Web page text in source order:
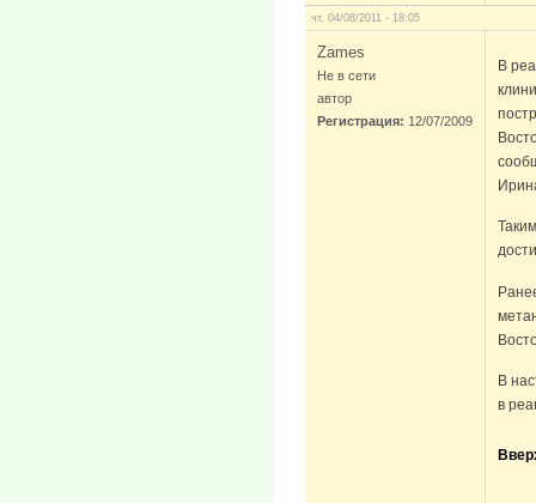
чт, 04/08/2011 - 18:05
Zames
Не в сети
автор
Регистрация: 12/07/2009
В
В
в